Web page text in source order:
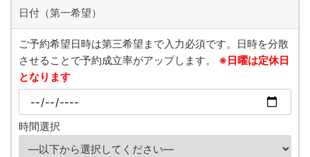
日付（第一希望）
ご予約希望日時は第三希望まで入力必須です。日時を分散
させることで予約成立率がアップします。 ※日曜は定休日
となります
時間選択